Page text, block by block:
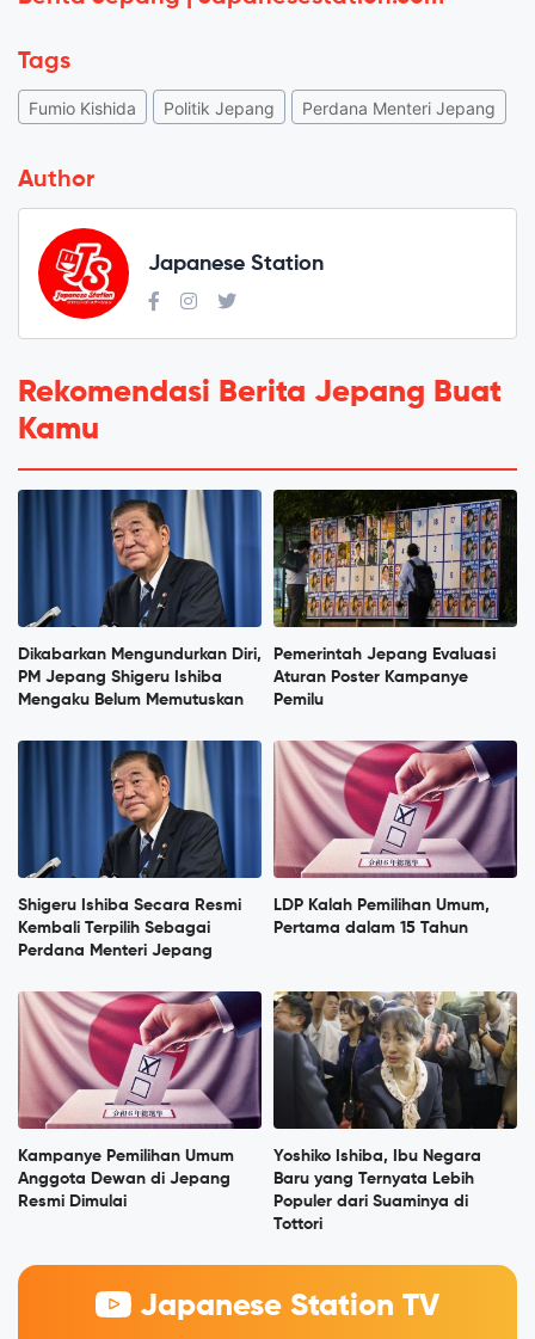
Tags
Fumio Kishida Politik Jepang Perdana Menteri Jepang
Author
Japanese Station
Rekomendasi Berita Jepang Buat
Kamu
Dikabarkan Mengundurkan Diri,
PM Jepang Shigeru Ishiba
Mengaku Belum Memutuskan
Pemerintah Jepang Evaluasi
Aturan Poster Kampanye
Pemilu
Shigeru Ishiba Secara Resmi
Kembali Terpilih Sebagai
Perdana Menteri Jepang
LDP Kalah Pemilihan Umum,
Pertama dalam 15 Tahun
Kampanye Pemilihan Umum
Anggota Dewan di Jepang
Resmi Dimulai
Yoshiko Ishiba, Ibu Negara
Baru yang Ternyata Lebih
Populer dari Suaminya di
Tottori
Japanese Station TV